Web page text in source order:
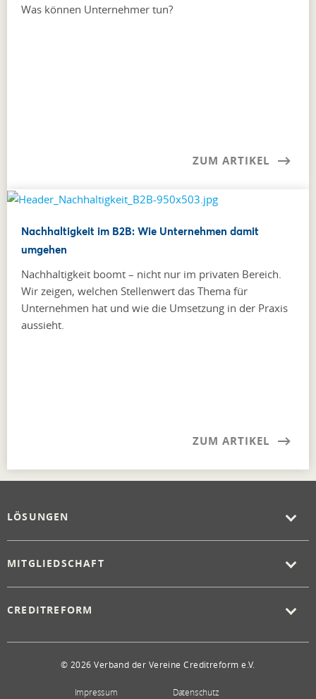
Was können Unternehmer tun?
ZUM ARTIKEL
Nachhaltigkeit im B2B: Wie Unternehmen damit
umgehen
Nachhaltigkeit boomt – nicht nur im privaten Bereich.
Wir zeigen, welchen Stellenwert das Thema für
Unternehmen hat und wie die Umsetzung in der Praxis
aussieht.
ZUM ARTIKEL
LÖSUNGEN
MITGLIEDSCHAFT
CREDITREFORM
© 2026 Verband der Vereine Creditreform e.V.
Impressum Datenschutz